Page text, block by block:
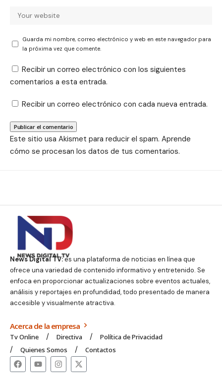
Guarda mi nombre, correo electrónico y web en este navegador para
la próxima vez que comente.
Recibir un correo electrónico con los siguientes
comentarios a esta entrada.
Recibir un correo electrónico con cada nueva entrada.
Este sitio usa Akismet para reducir el spam. Aprende
cómo se procesan los datos de tus comentarios.
News Digital TV:es una plataforma de noticias en línea que
ofrece una variedad de contenido informativo y entretenido. Se
enfoca en proporcionar actualizaciones sobre eventos actuales,
análisis y reportajes en profundidad, todo presentado de manera
accesible y visualmente atractiva.
Acerca de la empresa
Tv Online Directiva
Política de Privacidad
Quienes Somos
Contactos